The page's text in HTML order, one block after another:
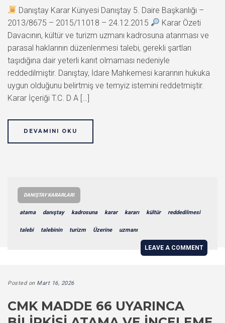
Danıştay Karar Künyesi Danıştay 5. Daire Başkanlığı –
2013/8675 – 2015/11018 – 24.12.2015
Karar Özeti
Davacının, kültür ve turizm uzmanı kadrosuna atanması ve
parasal haklarının düzenlenmesi talebi, gerekli şartları
taşıdığına dair yeterli kanıt olmaması nedeniyle
reddedilmiştir. Danıştay, İdare Mahkemesi kararının hukuka
uygun olduğunu belirtmiş ve temyiz istemini reddetmiştir.
Karar İçeriği T.C. D A […]
DEVAMINI OKU
DANIŞTAY KARARLARI
atama danıştay kadrosuna karar kararı kültür reddedilmesi
talebi talebinin turizm Üzerine uzmanı
LEAVE A COMMENT
Posted on Mart 16, 2026
CMK MADDE 66 UYARINCA